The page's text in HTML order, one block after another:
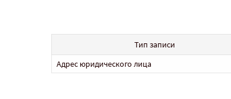
Тип записи
Адрес юридического лица